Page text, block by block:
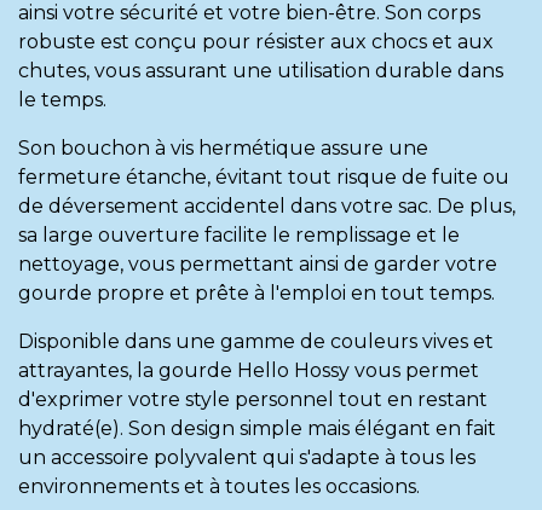
ainsi votre sécurité et votre bien-être. Son corps
robuste est conçu pour résister aux chocs et aux
chutes, vous assurant une utilisation durable dans
le temps.
Son bouchon à vis hermétique assure une
fermeture étanche, évitant tout risque de fuite ou
de déversement accidentel dans votre sac. De plus,
sa large ouverture facilite le remplissage et le
nettoyage, vous permettant ainsi de garder votre
gourde propre et prête à l'emploi en tout temps.
Disponible dans une gamme de couleurs vives et
attrayantes, la gourde Hello Hossy vous permet
d'exprimer votre style personnel tout en restant
hydraté(e). Son design simple mais élégant en fait
un accessoire polyvalent qui s'adapte à tous les
environnements et à toutes les occasions.